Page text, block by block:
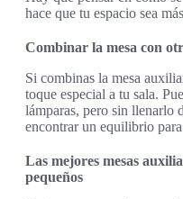
hace que tu espacio sea
Combinar la mesa con
Si combinas la mesa
toque especial a tu sala.
lámparas, pero sin llenarlo
encontrar un equilibrio
Las mejores mesas
pequeños